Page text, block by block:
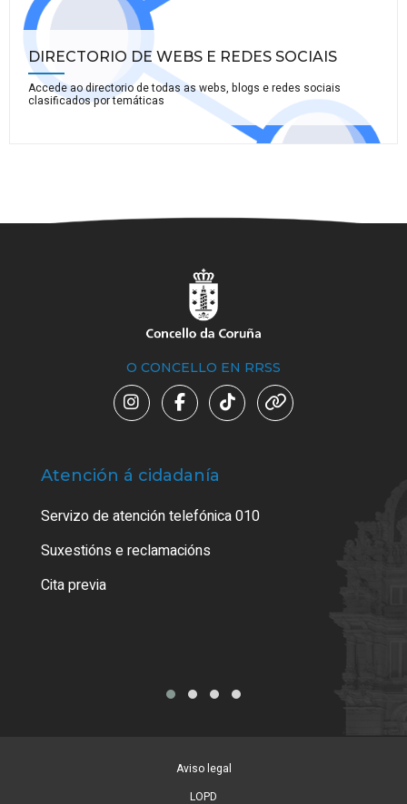
DIRECTORIO DE WEBS E REDES SOCIAIS
Accede ao directorio de todas as webs, blogs e redes sociais
clasificados por temáticas
O CONCELLO EN RRSS
Atención á cidadanía
Servizo de atención telefónica 010
Suxestións e reclamacións
Cita previa
Aviso legal
LOPD